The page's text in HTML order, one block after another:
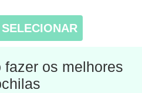
SELECIONAR
os melhores